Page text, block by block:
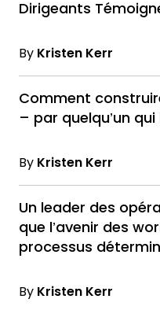
Dirigeants
By Kristen Kerr
Comment
– par quelqu’un qui
By Kristen Kerr
Un leader des
que l’avenir des
processus
By Kristen Kerr